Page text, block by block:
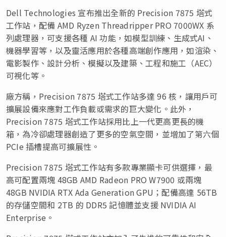
Dell Technologies 宣布推出全新的 Precision 7875 塔式
工作站，配備 AMD Ryzen Threadripper PRO 7000WX 系
列處理器，可支援各種 AI 功能，如模型訓練、生成式AI、
機器學習等，以及靈活應用於各種高端創作應用，如渲染、
電影製作、設計分析、模擬以及建築、工程和施工（AEC）
可視化等。
廠方稱，Precision 7875 塔式工作站多達 96 核，讓用戶可
擴展設備來應對工作負載或需求的巨大變化。此外，
Precision 7875 塔式工作站採用比上一代更高更長的機
箱，為冷卻處理器創造了更多的空氣空間，並增加了第六個
PCIe 插槽提高可擴展性。
Precision 7875 塔式工作站有多款專業顯卡可供選擇，最
高可配置兩塊 48GB AMD Radeon PRO W7900 或兩塊
48GB NVIDIA RTX Ada Generation GPU；配備高達 56TB
的存儲空間和 2TB 的 DDR5 記憶體並支援 NVIDIA AI
Enterprise。